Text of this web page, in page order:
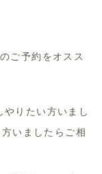
ご予約をオスス
やりたい方いまし
いましたらご相